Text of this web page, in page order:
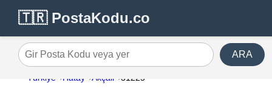
🇹🇷 PostaKodu.co
Gir Posta Kodu veya yer ARA
Türkiye Hatay Akçali 31225